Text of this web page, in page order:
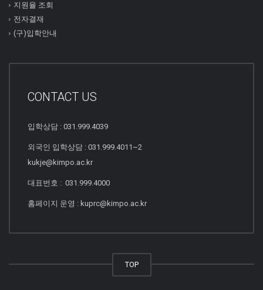
지원율 조회
전자결재
(구)입학안내
CONTACT US
입학상담 : 031.999.4039
외국인 입학상담 : 031.999.4011~2
kukje@kimpo.ac.kr
대표번호 : 031.999.4000
홈페이지 운영 : kuprc@kimpo.ac.kr
TOP